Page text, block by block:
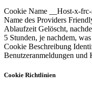
Cookie Name
__Host-x-
Name des Providers
Ablaufzeit Gelöscht,
5 Stunden, je nachdem,
Cookie Beschreibung
Benutzeranmeldungen und
Cookie Richtlinien